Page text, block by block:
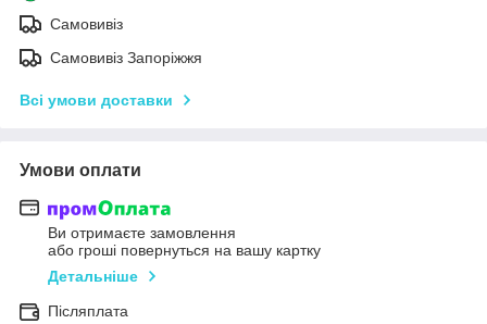
Самовивіз
Самовивіз Запоріжжя
Всі умови доставки
Умови оплати
Ви отримаєте замовлення
або гроші повернуться на вашу картку
Детальніше
Післяплата